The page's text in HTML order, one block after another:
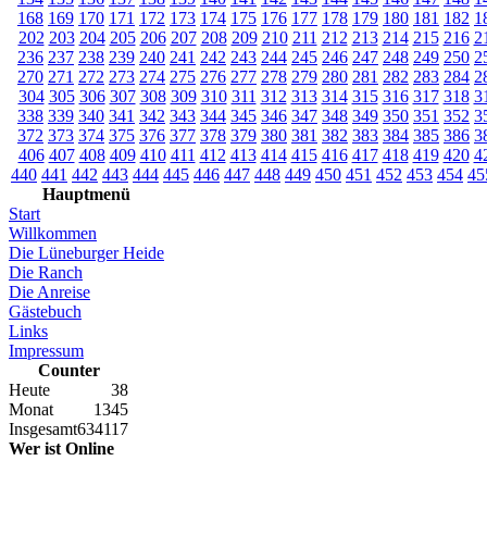
168 169 170 171 172 173 174 175 176 177 178 179 180 181 182
202 203 204 205 206 207 208 209 210 211 212 213 214 215 216
236 237 238 239 240 241 242 243 244 245 246 247 248 249 250
270 271 272 273 274 275 276 277 278 279 280 281 282 283 284
304 305 306 307 308 309 310 311 312 313 314 315 316 317 318
338 339 340 341 342 343 344 345 346 347 348 349 350 351 352
372 373 374 375 376 377 378 379 380 381 382 383 384 385 386
406 407 408 409 410 411 412 413 414 415 416 417 418 419 420
440 441 442 443 444 445 446 447 448 449 450 451 452 453 454
Hauptmenü
Start
Willkommen
Die Lüneburger Heide
Die Ranch
Die Anreise
Gästebuch
Links
Impressum
Counter
Heute
38
Monat
1345
Insgesamt634117
Wer ist Online